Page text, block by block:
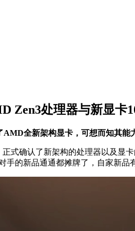
Zen3处理器与新显卡
全新架构显卡，可想而知其能
确认了新架构的处理器以及显卡
的新品通通都摊牌了，自家新品